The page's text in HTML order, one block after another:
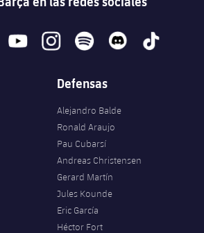
youtubeinstagramspotify discord tiktok
Defensas
Alejandro Balde
Ronald Araujo
Pau Cubarsí
Andreas Christensen
Gerard Martín
Jules Kounde
Eric García
Héctor Fort